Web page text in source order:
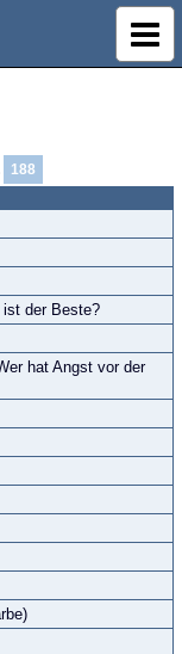
188
ist der Beste?
hat Angst vor der